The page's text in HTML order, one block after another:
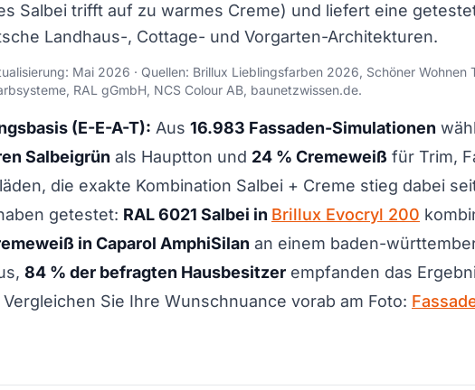
Salbei trifft auf zu warmes Creme) und liefert eine
Landhaus-, Cottage- und Vorgarten-Architekturen.
Mai 2026 · Quellen: Brillux Lieblingsfarben 2026, Schöner Wohnen
RAL gGmbH, NCS Colour AB, baunetzwissen.de.
(E-E-A-T): Aus 16.983 Fassaden-Simulationen
Salbeigrün als Hauptton und 24 % Cremeweiß für Trim,
die exakte Kombination Salbei + Creme stieg dabei
getestet: RAL 6021 Salbei in Brillux Evocryl 200
in Caparol AmphiSilan an einem baden-
84 % der befragten Hausbesitzer empfanden das
Vergleichen Sie Ihre Wunschnuance vorab am Foto: